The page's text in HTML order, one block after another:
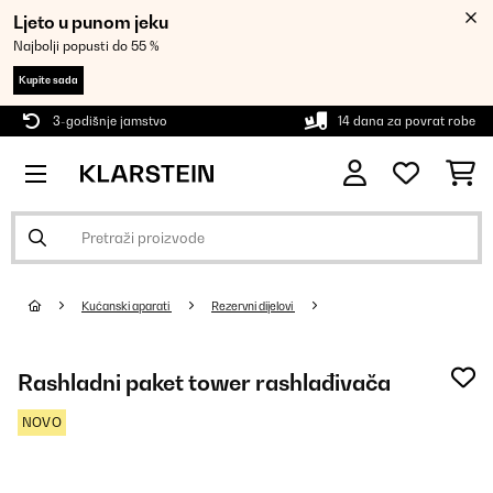
Ljeto u punom jeku
Najbolji popusti do 55 %
Kupite sada
3-godišnje jamstvo 14 dana za povrat robe
Kućanski aparati Rezervni dijelovi
Rashladni paket tower rashlađivača
NOVO